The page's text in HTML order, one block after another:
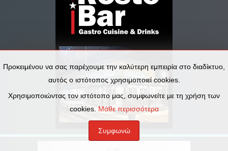
Προκειμένου να σας παρέχουμε την καλύτερη εμπειρία στο διαδίκτυο,
αυτός ο ιστότοπος χρησιμοποιεί cookies.
Χρησιμοποιώντας τον ιστότοπο μας, συμφωνείτε με τη χρήση των
cookies.Μάθε περισσότερα
Συμφωνώ